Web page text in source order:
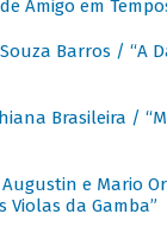
Amigo em
Barros / “A
Brasileira /
e Mario
Violas da Gamba”